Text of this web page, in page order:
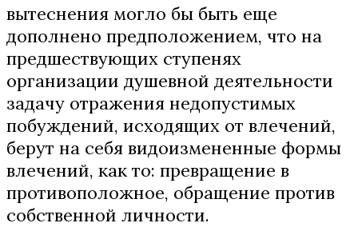
вытеснения могло бы быть еще
дополнено предположением, что на
предшествующих ступенях
организации душевной деятельности
задачу отражения недопустимых
побуждений, исходящих от влечений,
берут на себя видоизмененные формы
влечений, как то: превращение в
противоположное, обращение против
собственной личности.